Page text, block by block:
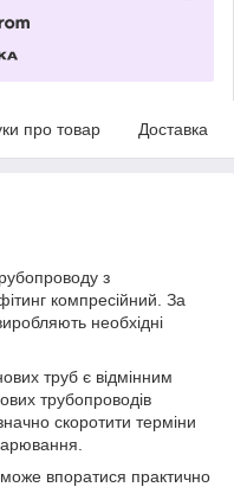
про товар Доставка
з
компресійний. За
необхідні
труб є відмінним
трубопроводів
скоротити терміни
впоратися практично